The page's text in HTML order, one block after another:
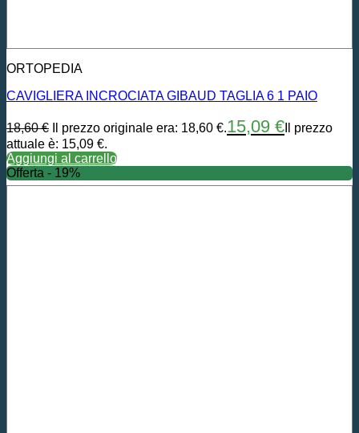
ORTOPEDIA
CAVIGLIERA INCROCIATA GIBAUD TAGLIA 6 1 PAIO
18,60€ Il prezzo originale era: 18,60 €.15,09 € Il prezzo
attuale è: 15,09 €.
Aggiungi al carrello
Offerta - 19%